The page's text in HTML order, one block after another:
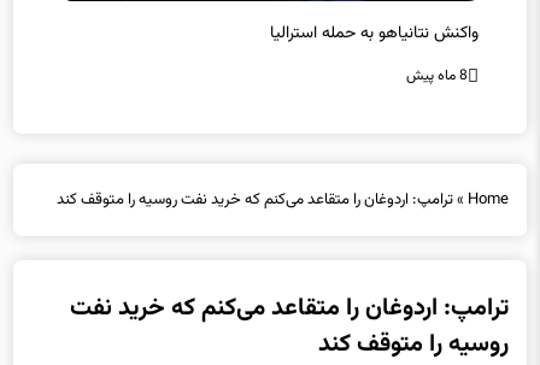
واکنش نتانیاهو به حمله استرالیا
8 ماه پیش
Home
»ترامپ: اردوغان را متقاعد می‌کنم که خرید نفت روسیه را متوقف کند
ترامپ: اردوغان را متقاعد می‌کنم که خرید نفت
روسیه را متوقف کند